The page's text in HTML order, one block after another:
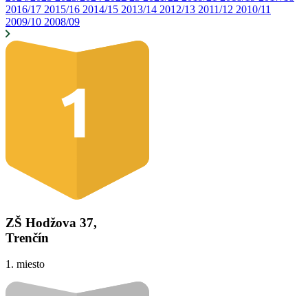
2016/17 2015/16 2014/15 2013/14 2012/13 2011/12 2010/11
2009/10 2008/09
ZŠ Hodžova 37,
Trenčín
1. miesto